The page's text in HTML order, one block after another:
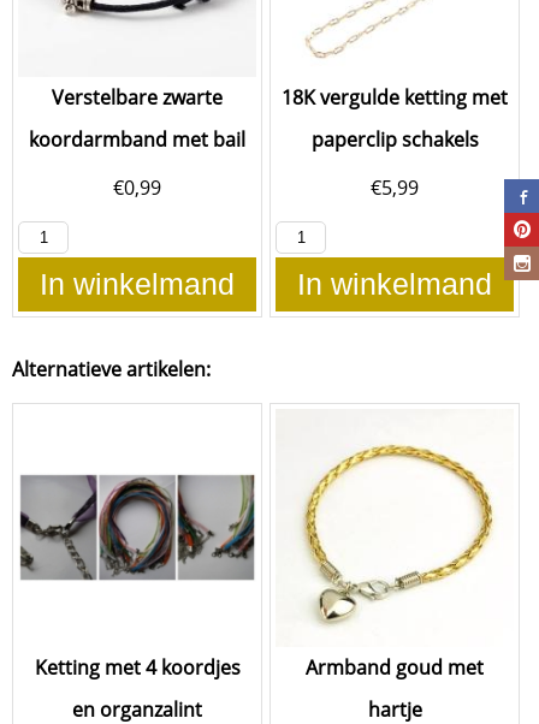
Verstelbare zwarte
koordarmband met bail
€0,99
In winkelmand
18K vergulde ketting met
paperclip schakels
€5,99
In winkelmand
Alternatieve artikelen:
Ketting met 4 koordjes
en organzalint
Armband goud met
hartje